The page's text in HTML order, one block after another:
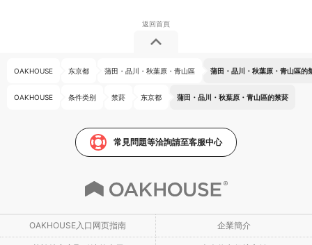
OAKHOUSE 东京都 蒲田・品川・秋葉原・青山區 蒲田・品川・秋葉原・青山區的
OAKHOUSE 条件类别 禁菸 东京都 蒲田・品川・秋葉原・青山區的禁菸
常見問題等洽詢請至客服中心
OAKHOUSE入口网页指南 企業簡介